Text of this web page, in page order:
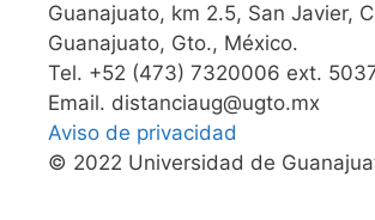
Guanajuato, km 2.5, San Javier,
Guanajuato, Gto., México.
Tel. +52 (473) 7320006 ext.
Email. distanciaug@ugto.mx
Aviso de privacidad
© 2022 Universidad de